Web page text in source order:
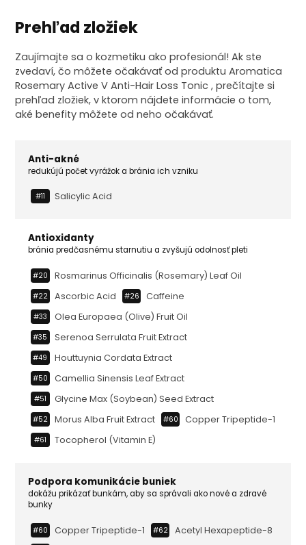
Prehľad zložiek
Zaujímajte sa o kozmetiku ako profesionál! Ak ste
zvedaví, čo môžete očakávať od produktu Aromatica
Rosemary Active V Anti-Hair Loss Tonic , prečítajte si
prehľad zložiek, v ktorom nájdete informácie o tom,
aké benefity môžete od neho očakávať.
Anti-akné
redukújú počet vyrážok a bránia ich vzniku
#11 Salicylic Acid
Antioxidanty
bránia predčasnému starnutiu a zvyšujú odolnosť pleti
#20 Rosmarinus Officinalis (rosemary) Leaf Oil
#22 Ascorbic Acid #26 Caffeine
#33 Olea Europaea (olive) Fruit Oil
#35 Serenoa Serrulata Fruit Extract
#49 Houttuynia Cordata Extract
#50 Camellia Sinensis Leaf Extract
#51 Glycine Max (soybean) Seed Extract
#52 Morus Alba Fruit Extract #60 Copper Tripeptide-1
#61 Tocopherol (vitamin E)
Podpora komunikácie buniek
dokážu prikázať bunkám, aby sa správali ako nové a zdravé
bunky
#60 Copper Tripeptide-1 #62 Acetyl Hexapeptide-8